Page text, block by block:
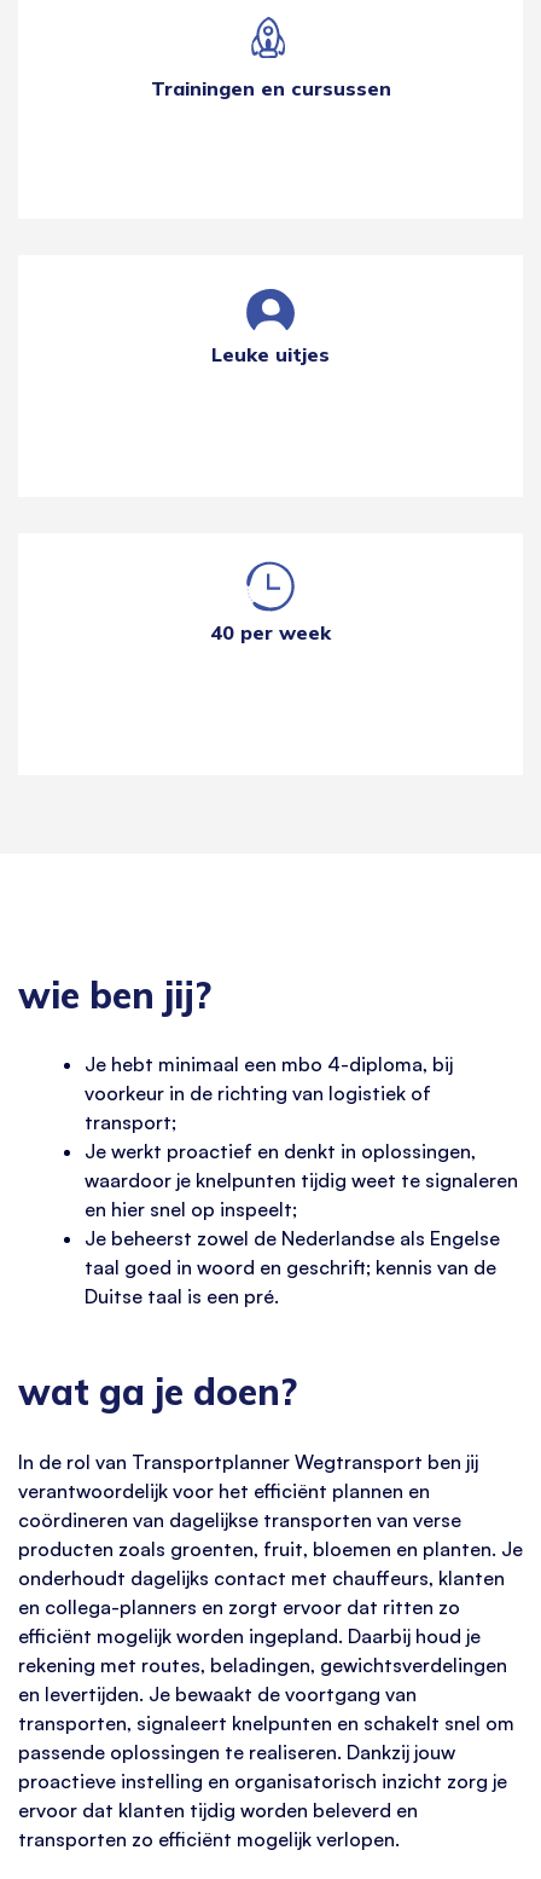
Trainingen en cursussen
Leuke uitjes
40 per week
wie ben jij?
Je hebt minimaal een mbo 4-diploma, bij
voorkeur in de richting van logistiek of
transport;
Je werkt proactief en denkt in oplossingen,
waardoor je knelpunten tijdig weet te signaleren
en hier snel op inspeelt;
Je beheerst zowel de Nederlandse als Engelse
taal goed in woord en geschrift; kennis van de
Duitse taal is een pré.
wat ga je doen?
In de rol van Transportplanner Wegtransport ben jij
verantwoordelijk voor het efficiënt plannen en
coördineren van dagelijkse transporten van verse
producten zoals groenten, fruit, bloemen en planten. Je
onderhoudt dagelijks contact met chauffeurs, klanten
en collega-planners en zorgt ervoor dat ritten zo
efficiënt mogelijk worden ingepland. Daarbij houd je
rekening met routes, beladingen, gewichtsverdelingen
en levertijden. Je bewaakt de voortgang van
transporten, signaleert knelpunten en schakelt snel om
passende oplossingen te realiseren. Dankzij jouw
proactieve instelling en organisatorisch inzicht zorg je
ervoor dat klanten tijdig worden beleverd en
transporten zo efficiënt mogelijk verlopen.